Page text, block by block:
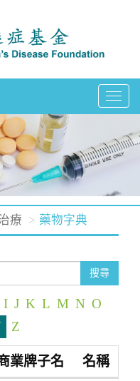
T
o
g
g
e
a
i
療 藥物字典
搜尋
I J K L M N O
Z
業牌子名 名稱